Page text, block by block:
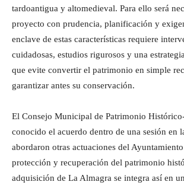
tardoantigua y altomedieval. Para ello será
proyecto con prudencia, planificación y
enclave de estas características requiere
cuidadosas, estudios rigurosos y una
que evite convertir el patrimonio en simple
garantizar antes su conservación.
El Consejo Municipal de Patrimonio
conocido el acuerdo dentro de una sesión en
abordaron otras actuaciones del
protección y recuperación del patrimonio
adquisición de La Almagra se integra así en